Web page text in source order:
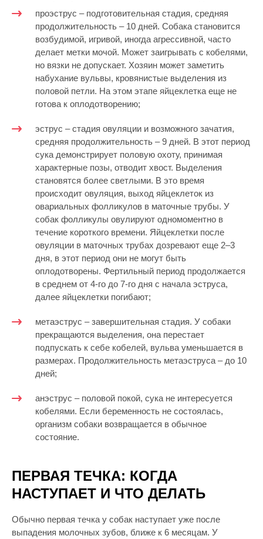
проэструс – подготовительная стадия, средняя
продолжительность – 10 дней. Собака становится
возбудимой, игривой, иногда агрессивной, часто
делает метки мочой. Может заигрывать с кобелями,
но вязки не допускает. Хозяин может заметить
набухание вульвы, кровянистые выделения из
половой петли. На этом этапе яйцеклетка еще не
готова к оплодотворению;
эструс – стадия овуляции и возможного зачатия,
средняя продолжительность – 9 дней. В этот период
сука демонстрирует половую охоту, принимая
характерные позы, отводит хвост. Выделения
становятся более светлыми. В это время
происходит овуляция, выход яйцеклеток из
овариальных фолликулов в маточные трубы. У
собак фолликулы овулируют одномоментно в
течение короткого времени. Яйцеклетки после
овуляции в маточных трубах дозревают еще 2–3
дня, в этот период они не могут быть
оплодотворены. Фертильный период продолжается
в среднем от 4-го до 7-го дня с начала эструса,
далее яйцеклетки погибают;
метаэструс – завершительная стадия. У собаки
прекращаются выделения, она перестает
подпускать к себе кобелей, вульва уменьшается в
размерах. Продолжительность метаэструса – до 10
дней;
анэструс – половой покой, сука не интересуется
кобелями. Если беременность не состоялась,
организм собаки возвращается в обычное
состояние.
ПЕРВАЯ ТЕЧКА: КОГДА
НАСТУПАЕТ И ЧТО ДЕЛАТЬ
Обычно первая течка у собак наступает уже после
выпадения молочных зубов, ближе к 6 месяцам. У